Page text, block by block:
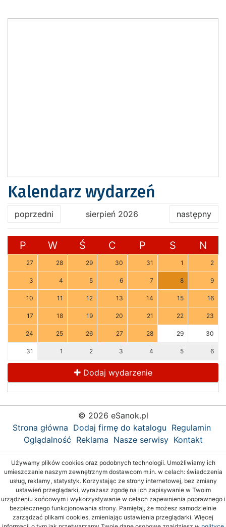
Kalendarz wydarzeń
poprzedni sierpień 2026 następny
P W Ś C P S N
27 28 29 30 31 1 2
3 4 5 6 7 8 9
10 11 12 13 14 15 16
17 18 19 20 21 22 23
24 25 26 27 28 29 30
31 1 2 3 4 5 6
Dodaj wydarzenie
© 2026 eSanok.pl
Strona główna Dodaj firmę do katalogu Regulamin
Oglądalność Reklama Nasze serwisy Kontakt
Używamy plików cookies oraz podobnych technologii. Umożliwiamy ich
umieszczanie naszym zewnętrznym dostawcom m.in. w celach: świadczenia
usług, reklamy, statystyk. Korzystając ze strony internetowej, bez zmiany
ustawień przeglądarki, wyrażasz zgodę na ich zapisywanie w Twoim
urządzeniu końcowym i wykorzystywanie w celach zapewnienia poprawnego i
bezpiecznego funkcjonowania strony. Pamiętaj, że możesz samodzielnie
zarządzać plikami cookies, zmieniając ustawienia przeglądarki. Więcej